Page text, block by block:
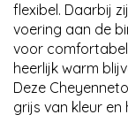
flexibel. Daarbij
voering aan de
voor
heerlijk warm
Deze
grijs van kleur en